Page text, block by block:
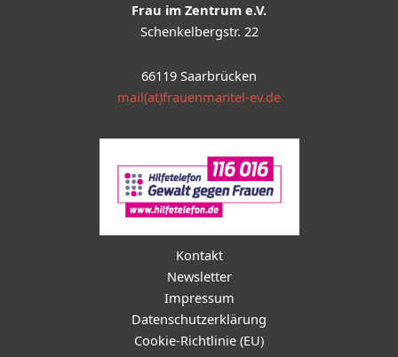
Frau im Zentrum e.V.
Schenkelbergstr. 22
66119 Saarbrücken
mail(at)frauenmantel-ev.de
Kontakt
Newsletter
Impressum
Datenschutzerklärung
Cookie-Richtlinie (EU)